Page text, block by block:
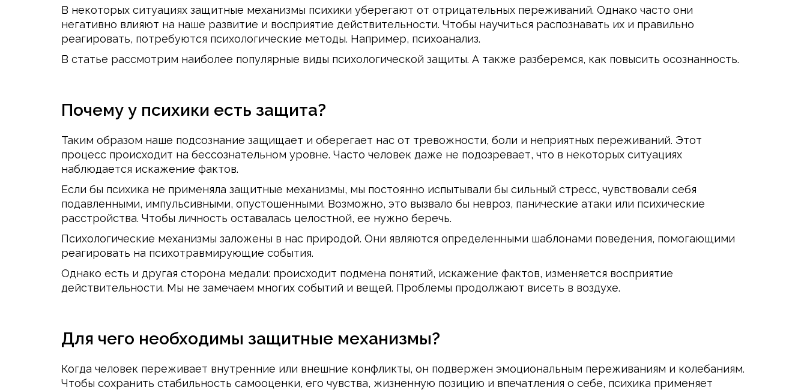
В некоторых ситуациях защитные механизмы психики уберегают от отрицательных переживаний. Однако часто они
негативно влияют на наше развитие и восприятие действительности. Чтобы научиться распознавать их и правильно
реагировать, потребуются психологические методы. Например, психоанализ.
В статье рассмотрим наиболее популярные виды психологической защиты. А также разберемся, как повысить осознанность.
Почему у психики есть защита?
Таким образом наше подсознание защищает и оберегает нас от тревожности, боли и неприятных переживаний. Этот
процесс происходит на бессознательном уровне. Часто человек даже не подозревает, что в некоторых ситуациях
наблюдается искажение фактов.
Если бы психика не применяла защитные механизмы, мы постоянно испытывали бы сильный стресс, чувствовали себя
подавленными, импульсивными, опустошенными. Возможно, это вызвало бы невроз, панические атаки или психические
расстройства. Чтобы личность оставалась целостной, ее нужно беречь.
Психологические механизмы заложены в нас природой. Они являются определенными шаблонами поведения, помогающими
реагировать на психотравмирующие события.
Однако есть и другая сторона медали: происходит подмена понятий, искажение фактов, изменяется восприятие
действительности. Мы не замечаем многих событий и вещей. Проблемы продолжают висеть в воздухе.
Для чего необходимы защитные механизмы?
Когда человек переживает внутренние или внешние конфликты, он подвержен эмоциональным переживаниям и колебаниям.
Чтобы сохранить стабильность самооценки, его чувства, жизненную позицию и впечатления о себе, психика применяет